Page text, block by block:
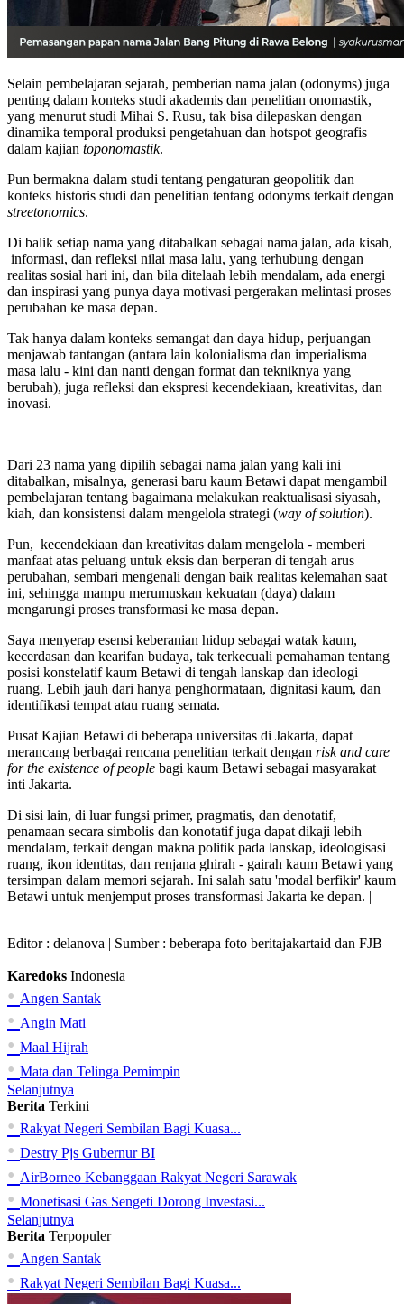
Selain pembelajaran sejarah, pemberian nama jalan (odonyms) juga
penting dalam konteks studi akademis dan penelitian onomastik,
yang menurut studi Mihai S. Rusu, tak bisa dilepaskan dengan
dinamika temporal produksi pengetahuan dan hotspot geografis
dalam kajian toponomastik.
Pun bermakna dalam studi tentang pengaturan geopolitik dan
konteks historis studi dan penelitian tentang odonyms terkait dengan
streetonomics.
Di balik setiap nama yang ditabalkan sebagai nama jalan, ada kisah,
informasi, dan refleksi nilai masa lalu, yang terhubung dengan
realitas sosial hari ini, dan bila ditelaah lebih mendalam, ada energi
dan inspirasi yang punya daya motivasi pergerakan melintasi proses
perubahan ke masa depan.
Tak hanya dalam konteks semangat dan daya hidup, perjuangan
menjawab tantangan (antara lain kolonialisma dan imperialisma
masa lalu - kini dan nanti dengan format dan tekniknya yang
berubah), juga refleksi dan ekspresi kecendekiaan, kreativitas, dan
inovasi.
Dari 23 nama yang dipilih sebagai nama jalan yang kali ini
ditabalkan, misalnya, generasi baru kaum Betawi dapat mengambil
pembelajaran tentang bagaimana melakukan reaktualisasi siyasah,
kiah, dan konsistensi dalam mengelola strategi (way of solution).
Pun, kecendekiaan dan kreativitas dalam mengelola - memberi
manfaat atas peluang untuk eksis dan berperan di tengah arus
perubahan, sembari mengenali dengan baik realitas kelemahan saat
ini, sehingga mampu merumuskan kekuatan (daya) dalam
mengarungi proses transformasi ke masa depan.
Saya menyerap esensi keberanian hidup sebagai watak kaum,
kecerdasan dan kearifan budaya, tak terkecuali pemahaman tentang
posisi konstelatif kaum Betawi di tengah lanskap dan ideologi
ruang. Lebih jauh dari hanya penghormataan, dignitasi kaum, dan
identifikasi tempat atau ruang semata.
Pusat Kajian Betawi di beberapa universitas di Jakarta, dapat
merancang berbagai rencana penelitian terkait dengan risk and care
for the existence of people bagi kaum Betawi sebagai masyarakat
inti Jakarta.
Di sisi lain, di luar fungsi primer, pragmatis, dan denotatif,
penamaan secara simbolis dan konotatif juga dapat dikaji lebih
mendalam, terkait dengan makna politik pada lanskap, ideologisasi
ruang, ikon identitas, dan renjana ghirah - gairah kaum Betawi yang
tersimpan dalam memori sejarah. Ini salah satu 'modal berfikir' kaum
Betawi untuk menjemput proses transformasi Jakarta ke depan. |
Editor : delanova | Sumber : beberapa foto beritajakartaid dan FJB
Karedoks Indonesia
• Angen Santak
• Angin Mati
• Maal Hijrah
• Mata dan Telinga Pemimpin
Selanjutnya
Berita Terkini
• Rakyat Negeri Sembilan Bagi Kuasa...
• Destry Pjs Gubernur BI
• AirBorneo Kebanggaan Rakyat Negeri Sarawak
• Monetisasi Gas Sengeti Dorong Investasi...
Selanjutnya
Berita Terpopuler
• Angen Santak
• Rakyat Negeri Sembilan Bagi Kuasa...